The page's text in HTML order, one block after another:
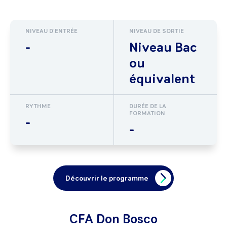
NIVEAU D'ENTRÉE
-
NIVEAU DE SORTIE
Niveau Bac
ou
équivalent
RYTHME
-
DURÉE DE LA
FORMATION
-
Découvrir le programme
CFA Don Bosco